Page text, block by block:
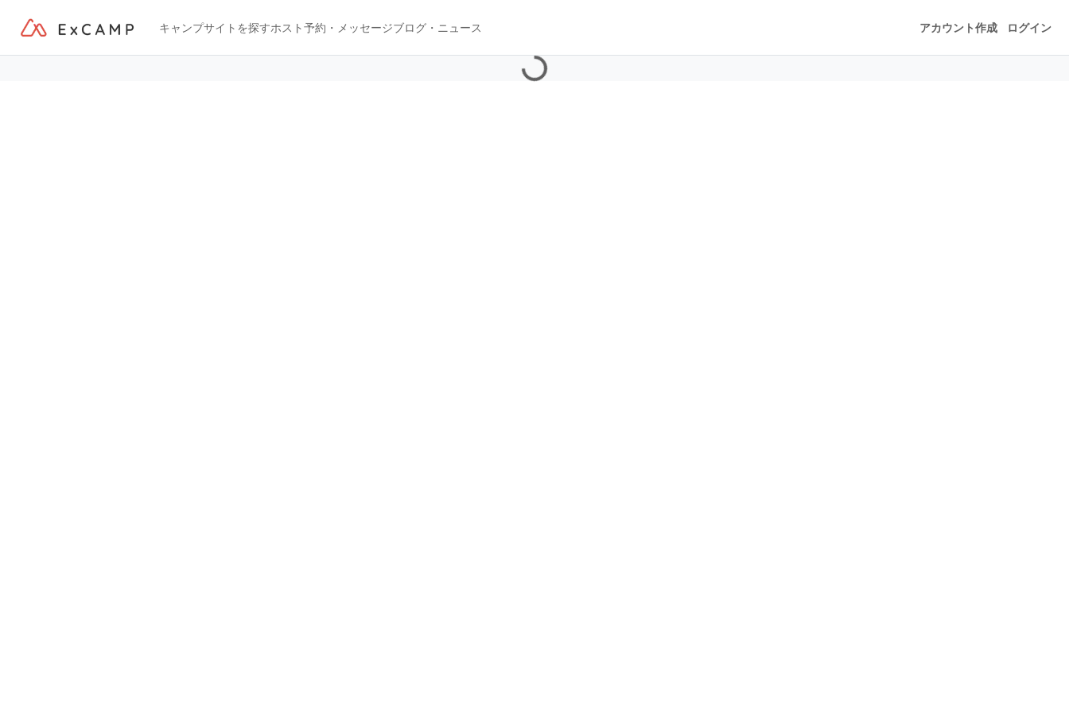
キャンプサイトを探すホスト予約・メッセージブログ・ニュース アカウント作成 ログイン